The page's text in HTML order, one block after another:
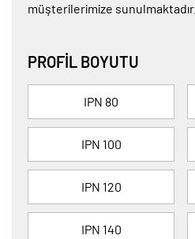
müşterilerimize sunulmaktadır.
PROFIL BOYUTU
IPN 80
IPN 100
IPN 120
IPN 140